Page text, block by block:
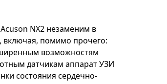
NX2 незаменим в
включая, помимо прочего:
возможностям
датчикам аппарат УЗИ
состояния сердечно-